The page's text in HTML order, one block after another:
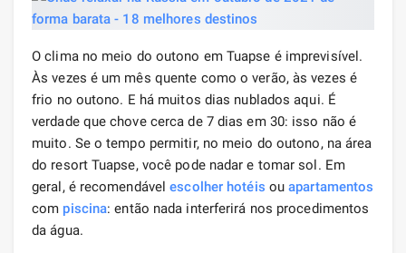
O clima no meio do outono em Tuapse é imprevisível.
Às vezes é um mês quente como o verão, às vezes é
frio no outono. E há muitos dias nublados aqui. É
verdade que chove cerca de 7 dias em 30: isso não é
muito. Se o tempo permitir, no meio do outono, na área
do resort Tuapse, você pode nadar e tomar sol. Em
geral, é recomendávelescolher hotéis ouapartamentos
com piscina: então nada interferirá nos procedimentos
da água.